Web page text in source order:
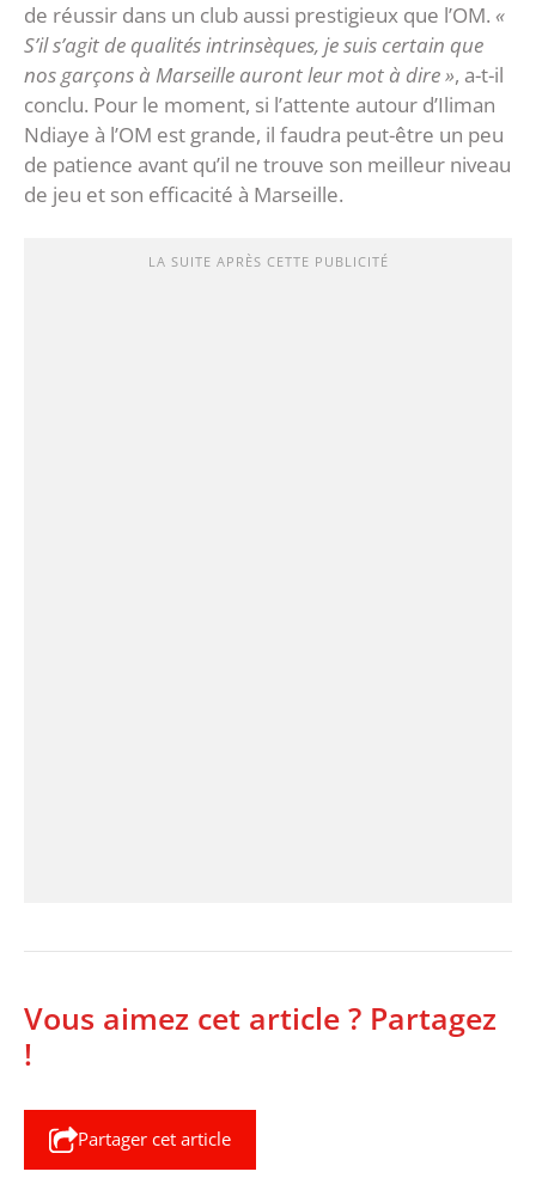
de réussir dans un club aussi prestigieux que l’OM. «
S’il s’agit de qualités intrinsèques, je suis certain que
nos garçons à Marseille auront leur mot à dire », a-t-il
conclu. Pour le moment, si l’attente autour d’Iliman
Ndiaye à l’OM est grande, il faudra peut-être un peu
de patience avant qu’il ne trouve son meilleur niveau
de jeu et son efficacité à Marseille.
LA SUITE APRÈS CETTE PUBLICITÉ
Vous aimez cet article ? Partagez
!
Partager cet article